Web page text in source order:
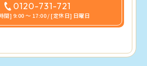
0120-731-721
間] 9:00 〜 17:00 / [定休日] 日曜日